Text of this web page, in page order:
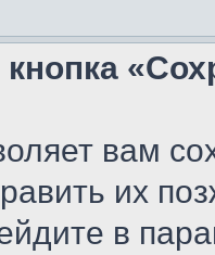
кнопка
вам
их
в